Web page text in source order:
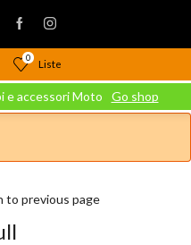
0
Liste
e accessori Moto Go shop
to previous page